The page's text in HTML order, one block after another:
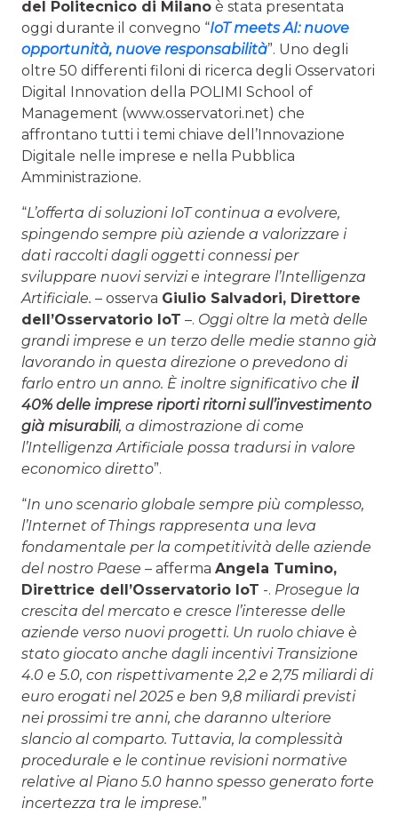
del Politecnico di Milano è stata presentata
oggi durante il convegno “IoT meets AI: nuove
opportunità, nuove responsabilità”. Uno degli
oltre 50 differenti filoni di ricerca degli Osservatori
Digital Innovation della POLIMI School of
Management (www.osservatori.net) che
affrontano tutti i temi chiave dell’Innovazione
Digitale nelle imprese e nella Pubblica
Amministrazione.
“L’offerta di soluzioni IoT continua a evolvere,
spingendo sempre più aziende a valorizzare i
dati raccolti dagli oggetti connessi per
sviluppare nuovi servizi e integrare l’Intelligenza
Artificiale. – osserva Giulio Salvadori, Direttore
dell’Osservatorio IoT –. Oggi oltre la metà delle
grandi imprese e un terzo delle medie stanno già
lavorando in questa direzione o prevedono di
farlo entro un anno. È inoltre significativo che il
40% delle imprese riporti ritorni sull’investimento
già misurabili, a dimostrazione di come
l’Intelligenza Artificiale possa tradursi in valore
economico diretto”.
“In uno scenario globale sempre più complesso,
l’Internet of Things rappresenta una leva
fondamentale per la competitività delle aziende
del nostro Paese – afferma Angela Tumino,
Direttrice dell’Osservatorio IoT -. Prosegue la
crescita del mercato e cresce l’interesse delle
aziende verso nuovi progetti. Un ruolo chiave è
stato giocato anche dagli incentivi Transizione
4.0 e 5.0, con rispettivamente 2,2 e 2,75 miliardi di
euro erogati nel 2025 e ben 9,8 miliardi previsti
nei prossimi tre anni, che daranno ulteriore
slancio al comparto. Tuttavia, la complessità
procedurale e le continue revisioni normative
relative al Piano 5.0 hanno spesso generato forte
incertezza tra le imprese.”